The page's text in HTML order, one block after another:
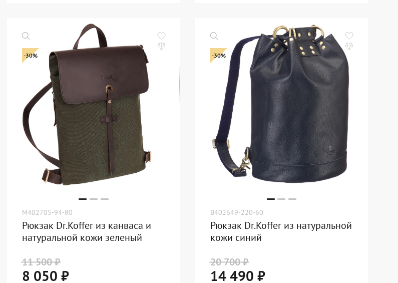
-30%
M402705-94-80
Рюкзак Dr.Koffer из канваса и
натуральной кожи зеленый
11 500 ₽
8 050 ₽
-30%
B402649-220-60
Рюкзак Dr.Koffer из натуральной
кожи синий
20 700 ₽
14 490 ₽